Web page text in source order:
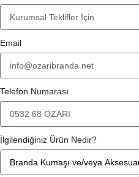
Email
Telefon Numarası
İlgilendiğiniz Ürün Nedir?